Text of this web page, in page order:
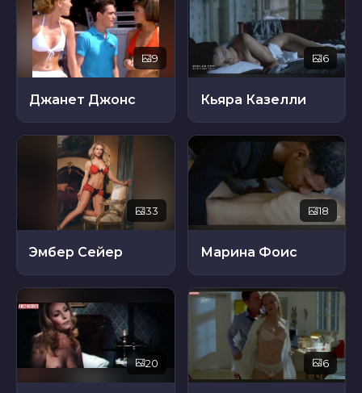
9
Джанет Джонс
6
Кьяра Казелли
33
Эмбер Сейер
18
Марина Фоис
20 6